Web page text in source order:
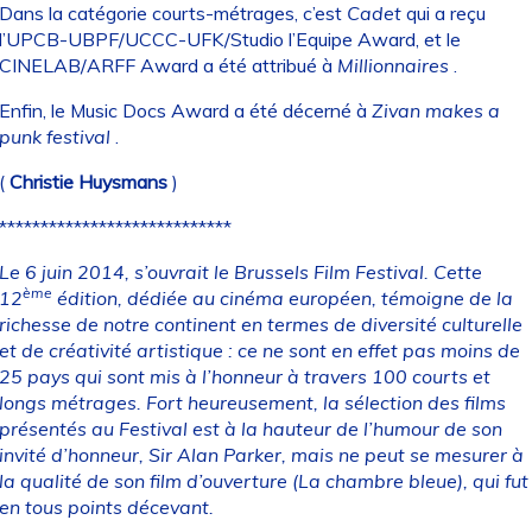
la catégorie courts-métrages, c’est Cadetqui a reçu
UBPF/UCCC-UFK/Studio l’Equipe Award, et le
ARFF Award a été attribué à Millionnaires .
le Music Docs Award a été décerné à Zivan makes a
festival.
Christie Huysmans)
6 juin 2014, s’ouvrait le Brussels Film Festival. Cette
ème édition, dédiée au cinéma européen, témoigne de la
de notre continent en termes de diversité culturelle
de créativité artistique : ce ne sont en effet pas moins de
pays qui sont mis à l’honneur à travers 100 courts et
métrages. Fort heureusement, la sélection des films
au Festival est à la hauteur de l’humour de son
d’honneur, Sir Alan Parker, mais ne peut se mesurer à
qualité de son film d’ouverture (La chambre bleue), qui fut
tous points décevant.